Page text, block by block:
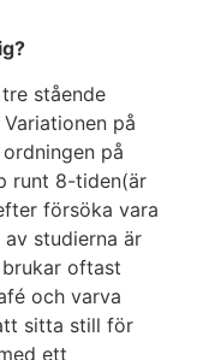
stående
på
på
runt 8-tiden(är
försöka vara
studierna är
oftast
och varva
sitta still för
ett